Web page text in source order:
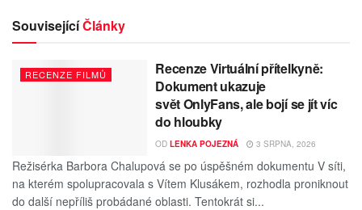
SouvisejícíČlánky
RECENZE FILMŮ
Recenze Virtuální přítelkyně:
Dokument ukazuje
svět OnlyFans, ale bojí se jít víc
do hloubky
OD LENKA POJEZNÁ 3 SRPNA, 2026
Režisérka Barbora Chalupová se po úspěšném dokumentu V síti,
na kterém spolupracovala s Vítem Klusákem, rozhodla proniknout
do další nepříliš probádané oblasti. Tentokrát si...